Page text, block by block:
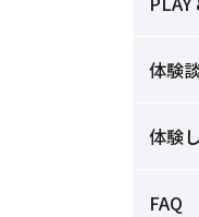
体験
体験
FAQ